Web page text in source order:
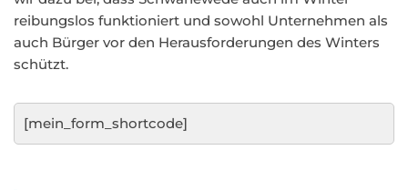
reibungslos funktioniert und sowohl Unternehmen als
auch Bürger vor den Herausforderungen des Winters
schützt.
[mein_form_shortcode]